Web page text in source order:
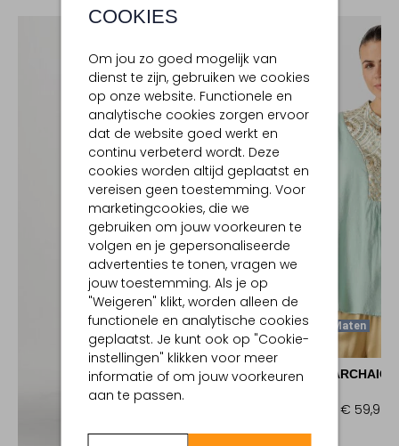
COOKIES
Om jou zo goed mogelijk van
dienst te zijn, gebruiken we cookies
op onze website. Functionele en
analytische cookies zorgen ervoor
dat de website goed werkt en
continu verbeterd wordt. Deze
cookies worden altijd geplaatst en
vereisen geen toestemming. Voor
marketingcookies, die we
gebruiken om jouw voorkeuren te
volgen en je gepersonaliseerde
advertenties te tonen, vragen we
jouw toestemming. Als je op
"Weigeren" klikt, worden alleen de
functionele en analytische cookies
geplaatst. Je kunt ook op "Cookie-
instellingen" klikken voor meer
informatie of om jouw voorkeuren
aan te passen.
Laatste Maten
-60%
GREEK ARCHAIC
€ 59,99